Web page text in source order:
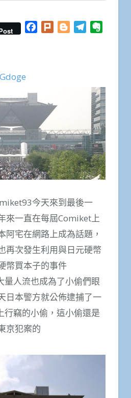
Facebook
Plurk BloggerTelegram
今天來到最後一
來一直在每屆Comiket上
阿宅在網路上成為話題，
再次發生利用與日元硬幣
幣買本子的事件
量人流也成為了小偷們眼
日本警方就公佈逮捕了一
竊的小偷，這小偷還是
京犯案的